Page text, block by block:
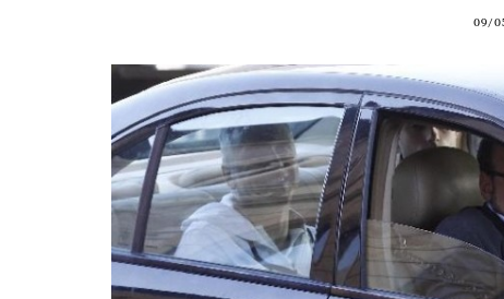
09/
BASKET TORINO BENEDETTO XIV CENTO,
BERGAMO BASKET 2014
FORLÌ
PALLACANESTRO 2.015,FORTITUDO BOLOGNA,